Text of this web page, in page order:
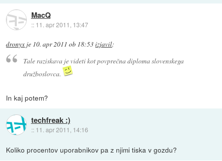
MacQ
:: 11. apr 2011, 13:47
dronyx je 10. apr 2011 ob 18:53izjavil:
Tale raziskava je videti kot povprečna diploma slovenskega
družboslovca.
In kaj potem?
techfreak :)
:: 11. apr 2011, 14:16
Koliko procentov uporabnikov pa z njimi tiska v gozdu?